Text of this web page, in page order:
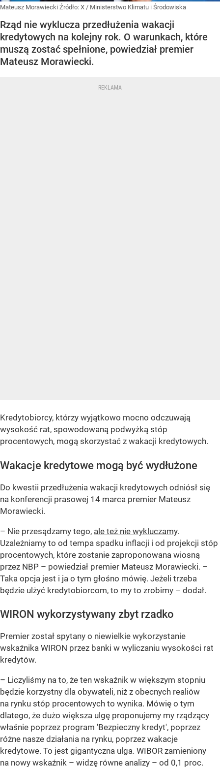
Mateusz Morawiecki Źródło: X / Ministerstwo Klimatu i Środowiska
Rząd nie wyklucza przedłużenia wakacji
kredytowych na kolejny rok. O warunkach, które
muszą zostać spełnione, powiedział premier
Mateusz Morawiecki.
Kredytobiorcy, którzy wyjątkowo mocno odczuwają
wysokość rat, spowodowaną podwyżką stóp
procentowych, mogą skorzystać z wakacji kredytowych.
Wakacje kredytowe mogą być wydłużone
Do kwestii przedłużenia wakacji kredytowych odniósł się
na konferencji prasowej 14 marca premier Mateusz
Morawiecki.
– Nie przesądzamy tego, ale też nie wykluczamy.
Uzależniamy to od tempa spadku inflacji i od projekcji stóp
procentowych, które zostanie zaproponowana wiosną
przez NBP – powiedział premier Mateusz Morawiecki. –
Taka opcja jest i ja o tym głośno mówię. Jeżeli trzeba
będzie ulżyć kredytobiorcom, to my to zrobimy – dodał.
WIRON wykorzystywany zbyt rzadko
Premier został spytany o niewielkie wykorzystanie
wskaźnika WIRON przez banki w wyliczaniu wysokości rat
kredytów.
– Liczyliśmy na to, że ten wskaźnik w większym stopniu
będzie korzystny dla obywateli, niż z obecnych realiów
na rynku stóp procentowych to wynika. Mówię o tym
dlatego, że dużo większa ulgę proponujemy my rządzący
właśnie poprzez program 'Bezpieczny kredyt', poprzez
różne nasze działania na rynku, poprzez wakacje
kredytowe. To jest gigantyczna ulga. WIBOR zamieniony
na nowy wskaźnik – widzę równe analizy – od 0,1 proc.